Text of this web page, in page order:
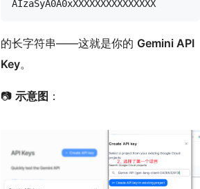
的长字符串——这就是你的 Gemini API
Key。
📷 示意图 ：